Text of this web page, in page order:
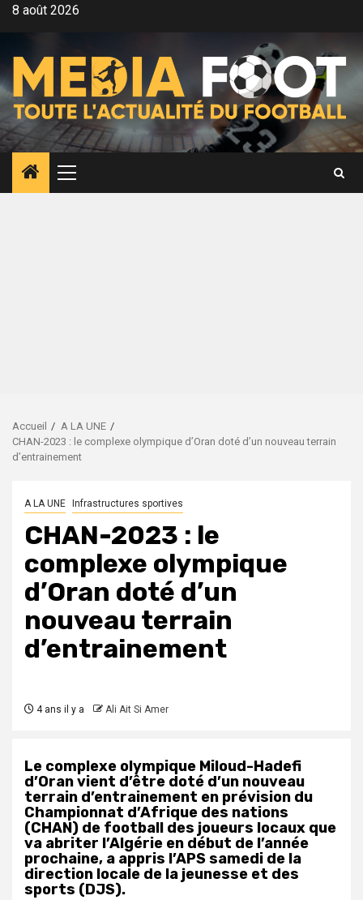
Aller8 août 2026
Menu
principal
Accueil
A LA UNE
CHAN-2023 : le complexe olympique d’Oran doté d’un nouveau terrain
d’entrainement
A LA UNE Infrastructures sportives
CHAN-2023 : le
complexe olympique
d’Oran doté d’un
nouveau terrain
d’entrainement
4 ans il y a Ali Ait Si Amer
Le complexe olympique Miloud-Hadefi
d’Oran vient d’être doté d’un nouveau
terrain d’entrainement en prévision du
Championnat d’Afrique des nations
(CHAN) de football des joueurs locaux que
va abriter l’Algérie en début de l’année
prochaine, a appris l’APS samedi de la
direction locale de la jeunesse et des
sports (DJS).